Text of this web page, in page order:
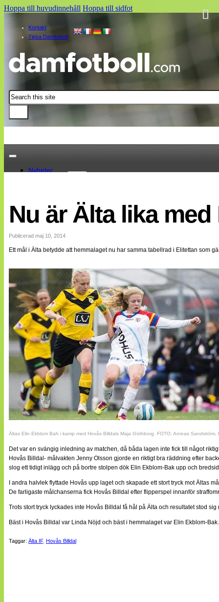
Hoppa till huvudinnehåll Hoppa till sidfot
Kontakt
Tipsa Damfotboll
Sök
Nyheter
Landslaget
EM 2013
Internationellt
Bildreportage
Bloggar
Webb-TV
Medlemsbilder
Till klubbkassan
NÄTverket
Split vision
Om oss
Annonsera
Statistik
Tipsa Damfotboll
Kontakt
Nu är Älta lika
Publicerad maj 10, 2014
Ett mål i Älta betydde att hemmalaget nu har samma tabellrad i Elitettan som
Ältas Elin Ekblom Bah i kamp med Hovås Billdals Maja Göthborg. FOTO: Anreas Sandström,
Det var en svängig inledning av matchen, då båda lagen inte fick till något
Hovås Billdal- målvakten Jenny Olsson gjorde en riktigt bra räddning efter
slog ett tidigt inlägg och på bortre stolpen dök Elin Ekblom-Bak upp och
I andra halvlek flyttade Hovås upp laget och skapade ett stort tryck mot Ältas
De farligaste målchanserna fick Hovås Billdal efter flipperspel innanför
Trots stort tryck lyckades inte Hovås Billdal få hål på Älta och resultatet stod sig
Bäst i Hovås Billdal var Linda Nöjd och bäst i hemmalaget var Elin Ekblom-Bak.
Taggar: Älta IF, Hovås Billdal